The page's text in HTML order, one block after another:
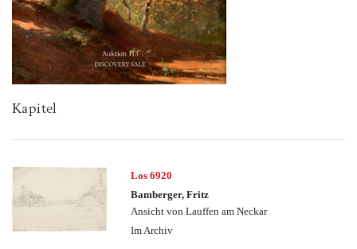
Kapitel
Los 6920
Bamberger, Fritz
Ansicht von Lauffen am Neckar
Im Archiv